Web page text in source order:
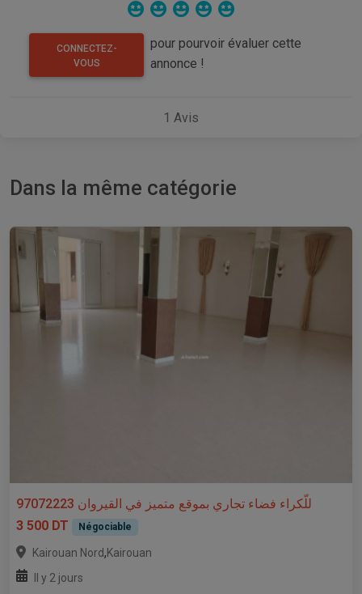
CONNECTEZ-
VOUS
pour pourvoir évaluer cette
annonce !
1 Avis
Dans la même catégorie
للّكراء فضاء تجاري بموقع متميز في القيروان 97072223
3 500 DT
Négociable
Kairouan Nord,Kairouan
Il y 2 jours